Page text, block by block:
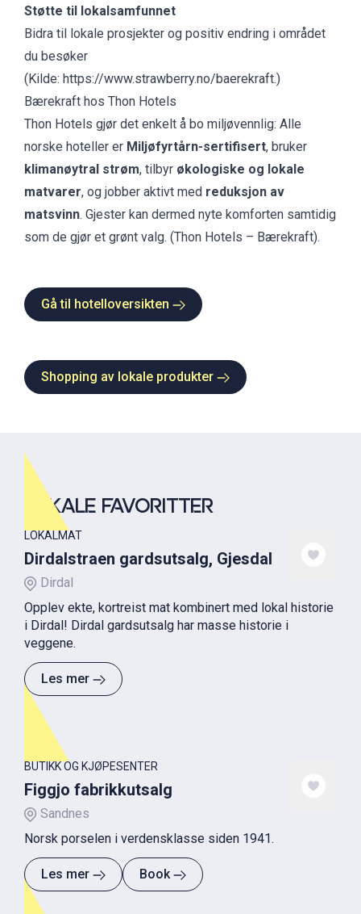
Støtte til lokalsamfunnet
Bidra til lokale prosjekter og positiv endring i området
du besøker
(Kilde: https://www.strawberry.no/baerekraft.)
Bærekraft hos Thon Hotels
Thon Hotels gjør det enkelt å bo miljøvennlig: Alle
norske hoteller er Miljøfyrtårn-sertifisert, bruker
klimanøytral strøm, tilbyr økologiske og lokale
matvarer, og jobber aktivt med reduksjon av
matsvinn. Gjester kan dermed nyte komforten samtidig
som de gjør et grønt valg. (Thon Hotels – Bærekraft).
Gå til hotelloversikten
Shopping av lokale produkter
LOKALE FAVORITTER
LOKALMAT
Dirdalstraen gardsutsalg, Gjesdal
Dirdal
Opplev ekte, kortreist mat kombinert med lokal historie
i Dirdal! Dirdal gardsutsalg har masse historie i
veggene.
Les mer
BUTIKK OG KJØPESENTER
Figgjo fabrikkutsalg
Sandnes
Norsk porselen i verdensklasse siden 1941.
Les mer Book